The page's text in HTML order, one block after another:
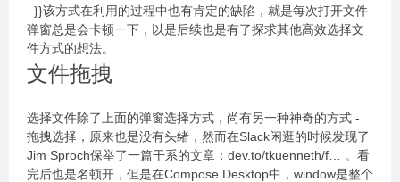
}}该方式在利用的过程中也有肯定的缺陷，就是每次打开文件
弹窗总是会卡顿一下，以是后续也是有了探求其他高效选择文
件方式的想法。
文件拖拽
选择文件除了上面的弹窗选择方式，尚有另一种神奇的方式 -
拖拽选择，原来也是没有头绪，然而在Slack闲逛的时候发现了
Jim Sproch保举了一篇干系的文章：dev.to/tkuenneth/f… 。看
完后也是名顿开，但是在Compose Desktop中，window是整个